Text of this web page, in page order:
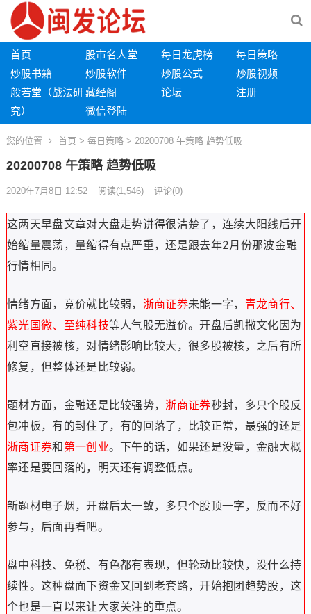
首页 股市名人堂 每日龙虎榜
每日策略
炒股书籍
炒股软件 炒股公式
炒股视频
般若堂（战法研
究）
藏经阁 论坛
注册
微信登陆
您的位置 首页 > 每日策略 > 20200708 午策略 趋势低吸
20200708 午策略 趋势低吸
2020年7月8日 12:52 阅读(1,546) 评论(0)
这两天早盘文章对大盘走势讲得很清楚了，连续大阳线后开
始缩量震荡，量缩得有点严重，还是跟去年2月份那波金融
行情相同。
情绪方面，竞价就比较弱， 浙商证券未能一字， 青龙商行、
紫光国微、至纯科技等人气股无溢价。开盘后凯撒文化因为
利空直接被核，对情绪影响比较大，很多股被核，之后有所
修复，但整体还是比较弱。
题材方面，金融还是比较强势， 浙商证券秒封， 多只个股反
包冲板，有的封住了，有的回落了，比较正常，最强的还是
浙商证券和第一创业。下午的话，如果还是没量，金融大概
率还是要回落的，明天还有调整低点。
新题材电子烟，开盘后太一致，多只个股顶一字，反而不好
参与，后面再看吧。
盘中科技、免税、有色都有表现，但轮动比较快，没什么持
续性。这种盘面下资金又回到老套路，开始抱团趋势股，这
个也是一直以来让大家关注的重点。